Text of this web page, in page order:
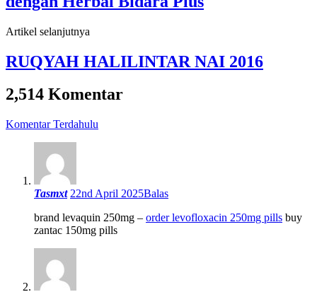
Artikel selanjutnya
RUQYAH HALILINTAR NAI 2016
2,514 Komentar
Navigasi
komentar
Komentar Terdahulu
Tasmxt 22nd April 2025Balas
brand levaquin 250mg – order levofloxacin 250mg pills buy
zantac 150mg pills